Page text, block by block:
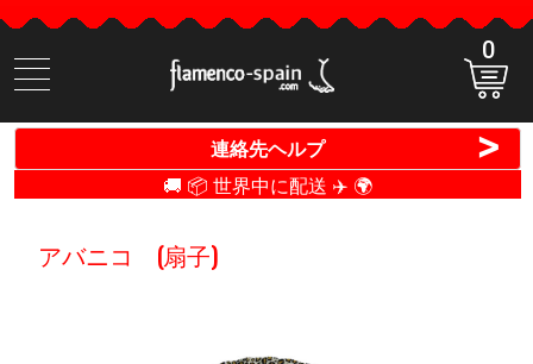
商
品
検
0
連絡先ヘルプ >
🚚 📦 世界中に配送 ✈️ 🌍
アバニコ (扇子)